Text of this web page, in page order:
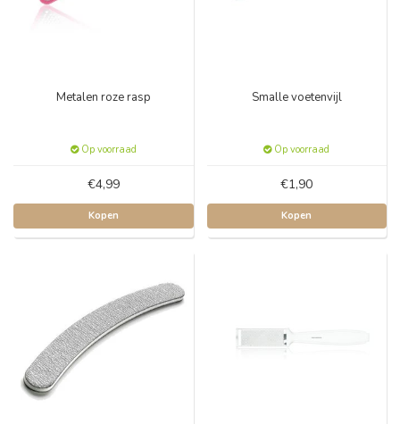
Metalen roze rasp
Op voorraad
€4,99
Kopen
Smalle voetenvijl
Op voorraad
€1,90
Kopen